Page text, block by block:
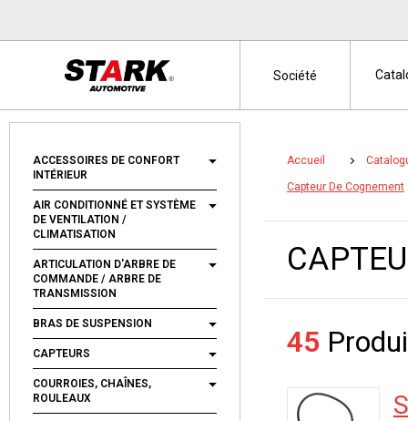
ACCESSOIRES DE CONFORT
INTÉRIEUR
AIR CONDITIONNÉ ET SYSTÈME
DE VENTILATION /
CLIMATISATION
ARTICULATION D'ARBRE DE
COMMANDE / ARBRE DE
TRANSMISSION
BRAS DE SUSPENSION
CAPTEURS
COURROIES, CHAÎNES,
ROULEAUX
Accueil
Capteur De Cognement
45
Société